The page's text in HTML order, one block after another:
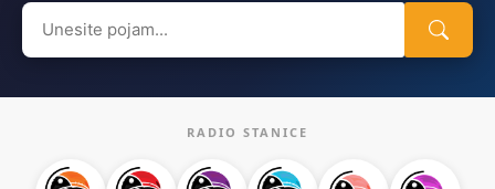
Search
for:
RADIO STANICE